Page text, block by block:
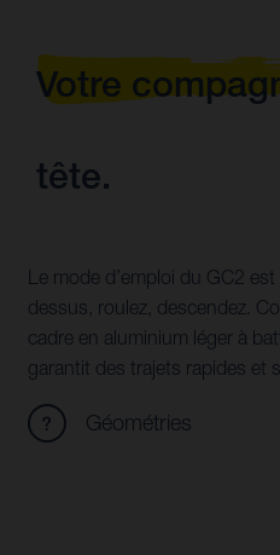
Votre
tête.
Le mode d’emploi du GC2
dessus, roulez, descendez.
cadre en aluminium léger à
garantit des trajets rapides et
Géométries